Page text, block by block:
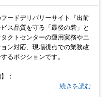
ードデリバリーサイト『出前
ス品質を守る「最後の砦」と
クトセンターの運用実務やエ
ン対応、現場視点での業務改
るポジションです。
：
…続きを読む